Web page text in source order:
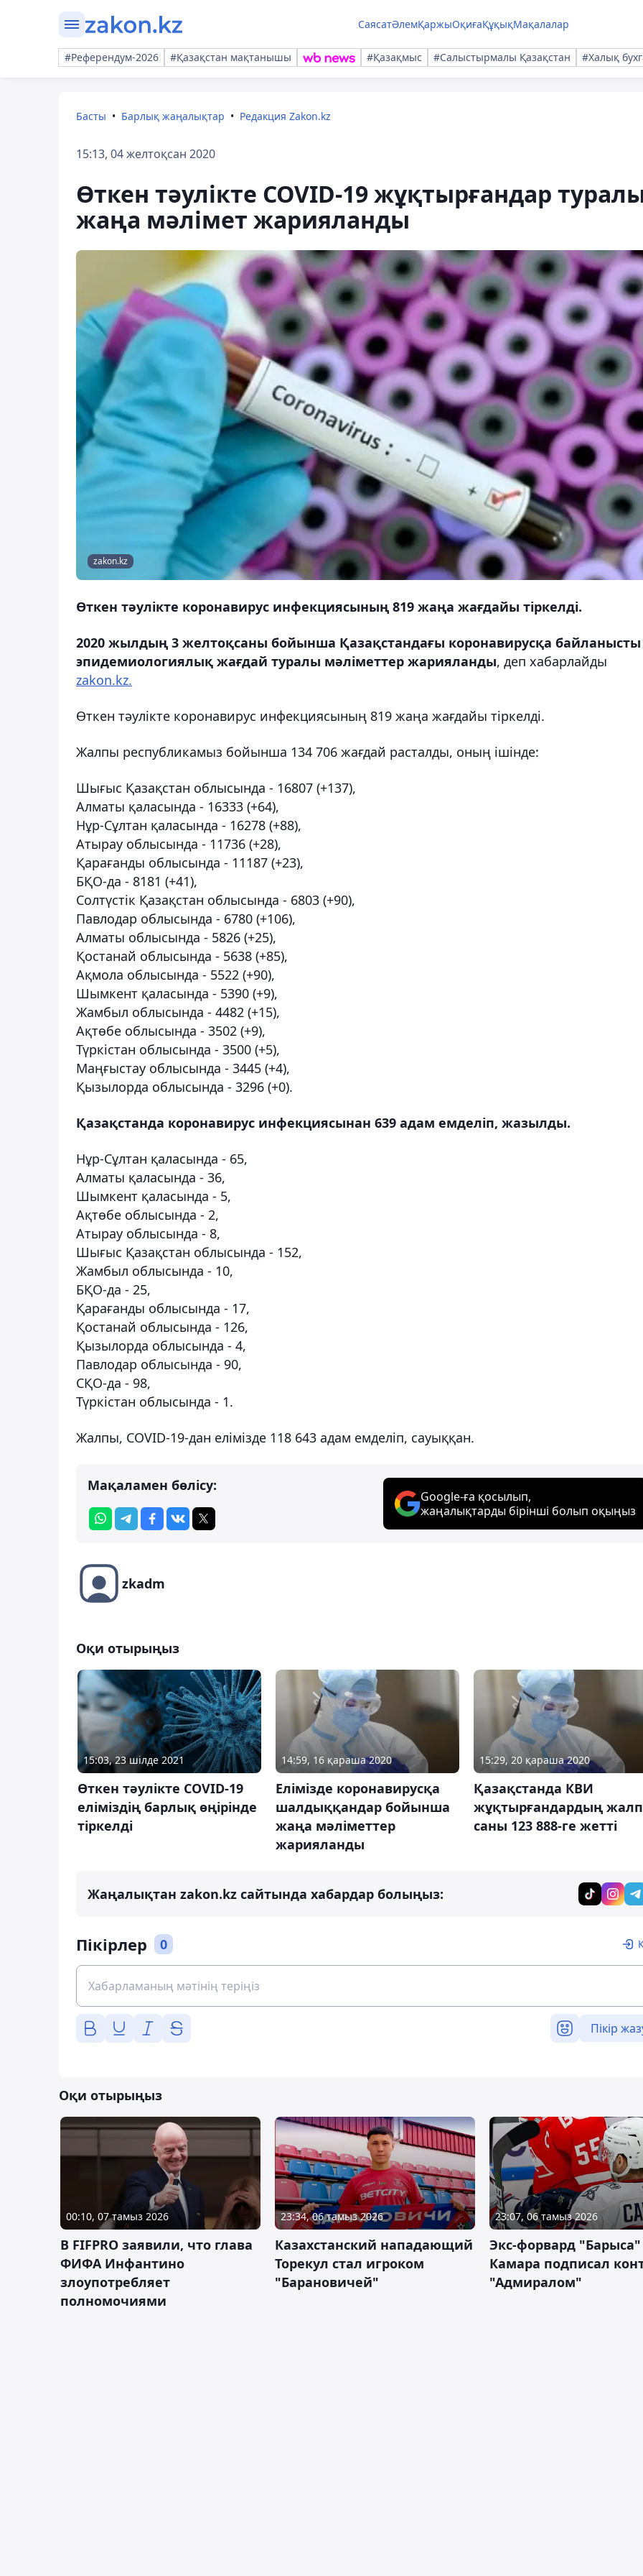
СаясатӘлемҚаржыОқиғаҚұқықМақалалар
#Референдум-2026 #Қазақстан мақтанышы #Қазақмыс #Салыстырмалы Қазақстан #Халық
Басты Барлық жаңалықтар Редакция Zakon.kz
15:13, 04 желтоқсан 2020
Өткен тәулікте COVID-19 жұқтырғандар
жаңа мәлімет жарияланды
zakon.kz
Өткен тәулікте коронавирус инфекциясының 819 жаңа жағдайы тіркелді.
2020 жылдың 3 желтоқсаны бойынша Қазақстандағы коронавирусқа байланысты
эпидемиологиялық жағдай туралы мәліметтер жарияланды, деп хабарлайды
zakon.kz.
Өткен тәулікте коронавирус инфекциясының 819 жаңа жағдайы тіркелді.
Жалпы республикамыз бойынша 134 706 жағдай расталды, оның ішінде:
Шығыс Қазақстан облысында - 16807 (+137),
Алматы қаласында - 16333 (+64),
Нұр-Сұлтан қаласында - 16278 (+88),
Атырау облысында - 11736 (+28),
Қарағанды ​​облысында - 11187 (+23),
БҚО-да - 8181 (+41),
Солтүстік Қазақстан облысында - 6803 (+90),
Павлодар облысында - 6780 (+106),
Алматы облысында - 5826 (+25),
Қостанай облысында - 5638 (+85),
Ақмола облысында - 5522 (+90),
Шымкент қаласында - 5390 (+9),
Жамбыл облысында - 4482 (+15),
Ақтөбе облысында - 3502 (+9),
Түркістан облысында - 3500 (+5),
Маңғыстау облысында - 3445 (+4),
Қызылорда облысында - 3296 (+0).
Қазақстанда коронавирус инфекциясынан 639 адам емделіп, жазылды.
Нұр-Сұлтан қаласында - 65,
Алматы қаласында - 36,
Шымкент қаласында - 5,
Ақтөбе облысында - 2,
Атырау облысында - 8,
Шығыс Қазақстан облысында - 152,
Жамбыл облысында - 10,
БҚО-да - 25,
Қарағанды ​​облысында - 17,
Қостанай облысында - 126,
Қызылорда облысында - 4,
Павлодар облысында - 90,
СҚО-да - 98,
Түркістан облысында - 1.
Жалпы, COVID-19-дан елімізде 118 643 адам емделіп, сауыққан.
Мақаламен бөлісу:
Google-ға қосылып,
жаңалықтарды бірінші болып оқыңыз
zkadm
Оқи отырыңыз
15:03, 23 шілде 2021
Өткен тәулікте COVID-19
еліміздің барлық өңірінде
тіркелді
14:59, 16 қараша 2020
Елімізде коронавирусқа
шалдыққандар бойынша
жаңа мәліметтер
жарияланды
15:29, 20 қараша 2020
Қазақстанда КВИ
жұқтырғандардың
саны 123 888-ге жетті
Жаңалықтан zakon.kz сайтында хабардар болыңыз:
Пікірлер 0
Пікір
Оқи отырыңыз
00:10, 07 тамыз 2026
В FIFPRO заявили, что глава
ФИФА Инфантино
злоупотребляет
полномочиями
23:34, 06 тамыз 2026
Казахстанский нападающий
Торекул стал игроком
"Барановичей"
23:07, 06 тамыз 2026
Экс-форвард "Барыса"
Камара подписал
"Адмиралом"